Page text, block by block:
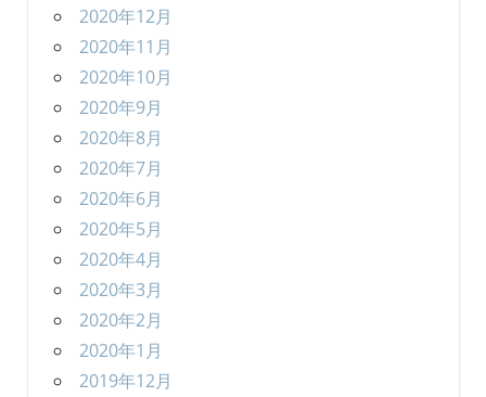
2020年12月
2020年11月
2020年10月
2020年9月
2020年8月
2020年7月
2020年6月
2020年5月
2020年4月
2020年3月
2020年2月
2020年1月
2019年12月